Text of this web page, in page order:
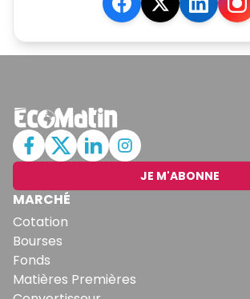
JE M'ABONNE
MARCHÉ
Cotation
Bourses
Fonds
Matières Premières